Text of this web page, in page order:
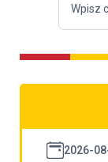
2026-